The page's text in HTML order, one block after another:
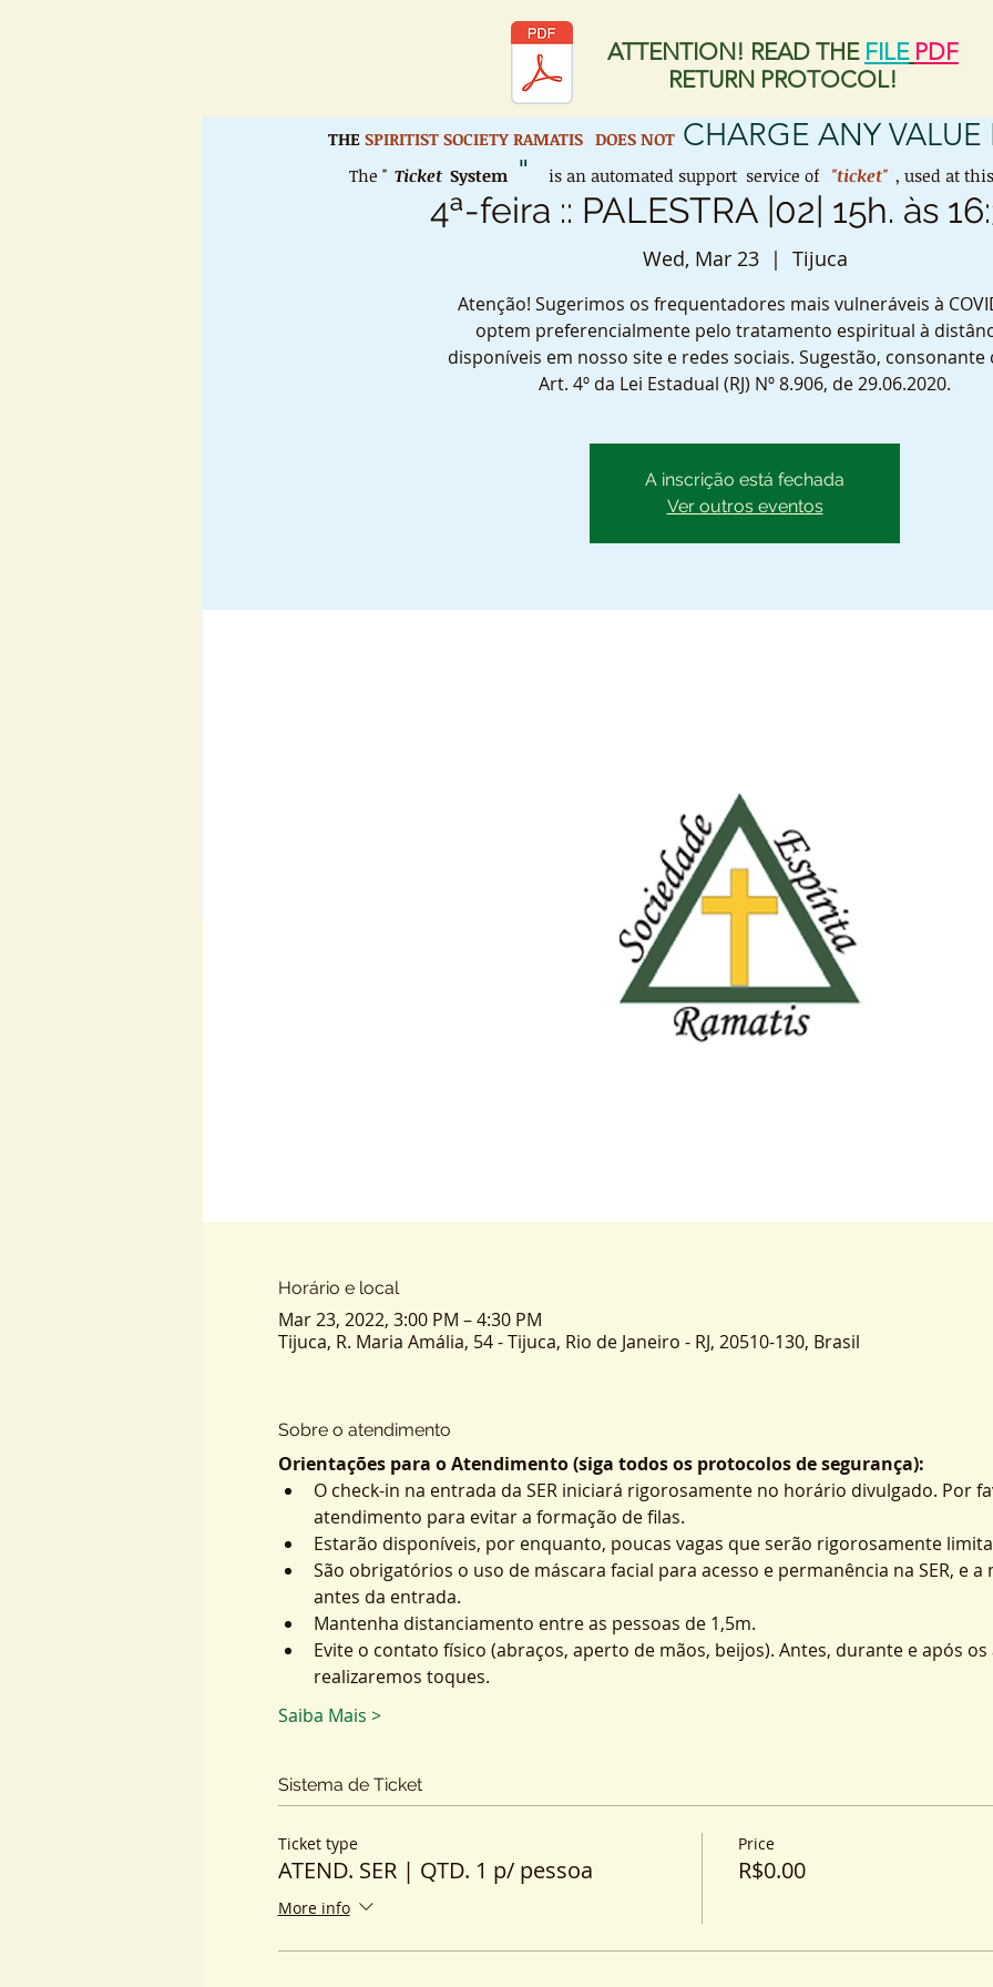
ATTENTION! READ THE FILE PDF
RETURN PROTOCOL!
4ª-feira :: PALESTRA |02| 15h. às
Wed, Mar 23
  |
Tijuca
Atenção! Sugerimos os frequentadores mais vulneráveis à
optem preferencialmente pelo tratamento espiritual à
disponíveis em nosso site e redes sociais. Sugestão, consonante
Art. 4º da Lei Estadual (RJ) Nº 8.906, de 29.06.2020.
A inscrição está fechada
Ver outros eventos
Horário e local
Mar 23, 2022, 3:00 PM – 4:30 PM
Tijuca, R. Maria Amália, 54 - Tijuca, Rio de Janeiro - RJ, 20510-130, Brasil
Sobre o atendimento
Orientações para o Atendimento (siga todos os protocolos de segurança):
O check-in na entrada da SER iniciará rigorosamente no horário divulgado. Por
atendimento para evitar a formação de filas.
Estarão disponíveis, por enquanto, poucas vagas que serão rigorosamente
São obrigatórios o uso de máscara facial para acesso e permanência na SER, e
antes da entrada.
Mantenha distanciamento entre as pessoas de 1,5m.
Evite o contato físico (abraços, aperto de mãos, beijos). Antes, durante e após
realizaremos toques.
Saiba Mais >
Sistema de Ticket
Ticket type
ATEND. SER | QTD. 1 p/ pessoa
More info
Price
R$0.00
THE SPIRITIST SOCIETY RAMATIS DOES NOTCHARGE ANY
The " Ticket System " is an automated support service of "ticket" , used at